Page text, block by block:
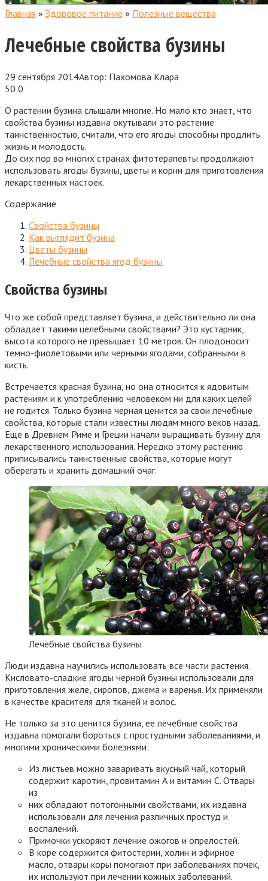
Главная » Здоровое питание » Полезные вещества
Лечебные свойства бузины
29 сентября 2014Автор: Пахомова Клара
50 0
О растении бузина слышали многие. Но мало кто знает, что
свойства бузины издавна окутывали это растение
таинственностью, считали, что его ягоды способны продлить
жизнь и молодость.
До сих пор во многих странах фитотерапевты продолжают
использовать ягоды бузины, цветы и корни для приготовления
лекарственных настоек.
Содержание
Свойства бузины
Как выглядит бузина
Цветы бузины
Лечебные свойства ягод бузины
Свойства бузины
Что же собой представляет бузина, и действительно ли она
обладает такими целебными свойствами? Это кустарник,
высота которого не превышает 10 метров. Он плодоносит
темно-фиолетовыми или черными ягодами, собранными в
кисть.
Встречается красная бузина, но она относится к ядовитым
растениям и к употреблению человеком ни для каких целей
не годится. Только бузина черная ценится за свои лечебные
свойства, которые стали известны людям много веков назад.
Еще в Древнем Риме и Греции начали выращивать бузину для
лекарственного использования. Нередко этому растению
приписывались таинственные свойства, которые могут
оберегать и хранить домашний очаг.
Лечебные свойства бузины
Люди издавна научились использовать все части растения.
Кисловато-сладкие ягоды черной бузины использовали для
приготовления желе, сиропов, джема и варенья. Их применяли
в качестве красителя для тканей и волос.
Не только за это ценится бузина, ее лечебные свойства
издавна помогали бороться с простудными заболеваниями, и
многими хроническими болезнями:
Из листьев можно заваривать вкусный чай, который
содержит каротин, провитамин А и витамин С. Отвары
из
них обладают потогонными свойствами, их издавна
использовали для лечения различных простуд и
воспалений.
Примочки ускоряют лечение ожогов и опрелостей.
В коре содержится фитостерин, холин и эфирное
масло, отвары коры помогают при заболеваниях почек,
их используют при лечении кожных заболеваний.